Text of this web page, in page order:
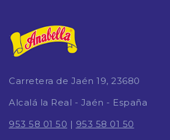
Carretera de Jaén 19, 23680
Alcalá la Real - Jaén - España
953 58 01 50 | 953 58 01 50